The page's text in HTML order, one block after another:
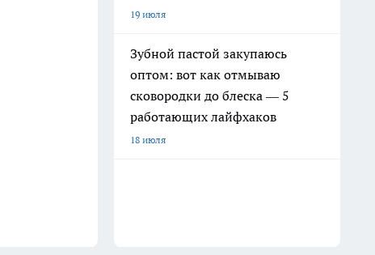
19 июля
Зубной пастой закупаюсь
оптом: вот как отмываю
сковородки до блеска — 5
работающих лайфхаков
18 июля